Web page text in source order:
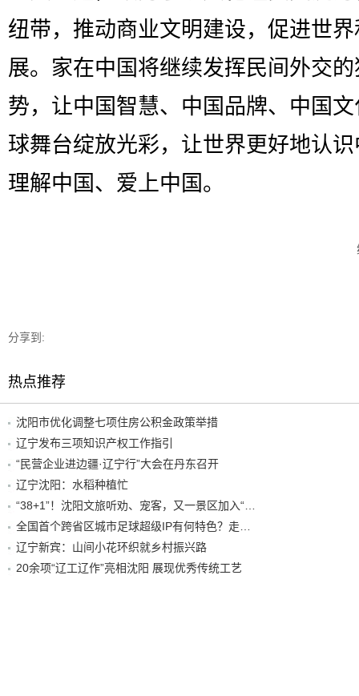
纽带，推动商业文明建设，促进世
展。家在中国将继续发挥民间外交
势，让中国智慧、中国品牌、中国
球舞台绽放光彩，让世界更好地认
理解中国、爱上中国。
分享到:
热点推荐
沈阳市优化调整七项住房公积金政策举措
辽宁发布三项知识产权工作指引
“民营企业进边疆·辽宁行”大会在丹东召开
辽宁沈阳：水稻种植忙
“38+1”！沈阳文旅听劝、宠客，又一景区加入“东北超”优惠名单！
全国首个跨省区城市足球超级IP有何特色？走进沈阳现场去看看
辽宁新宾：山间小花环织就乡村振兴路
20余项“辽工辽作”亮相沈阳 展现优秀传统工艺